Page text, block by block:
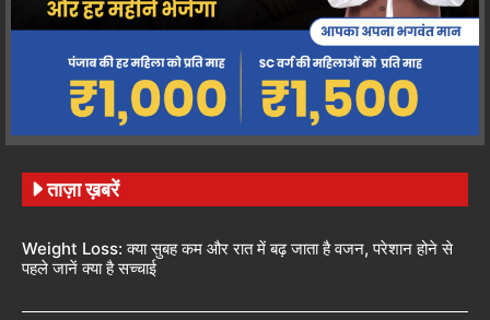
ताज़ा ख़बरें
Weight Loss: क्या सुबह कम और रात में बढ़ जाता है वजन, परेशान होने से
पहले जानें क्या है सच्चाई